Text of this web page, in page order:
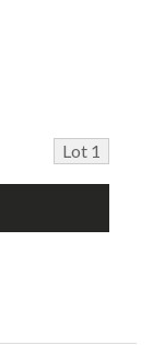
Lot 1